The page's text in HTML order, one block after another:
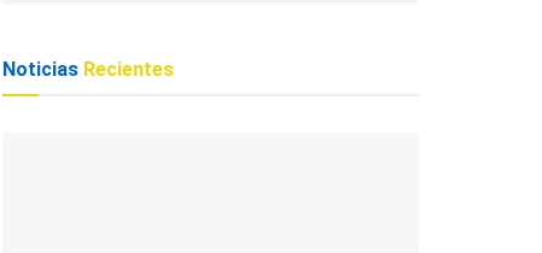
Noticias Recientes